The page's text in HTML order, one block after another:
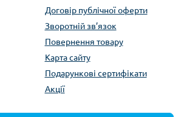
Договір публічної оферти
Зворотній зв’язок
Повернення товару
Карта сайту
Подарункові сертифікати
Акції